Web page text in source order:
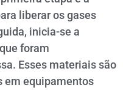
liberar os gases
inicia-se a
foram
Esses materiais são
em equipamentos